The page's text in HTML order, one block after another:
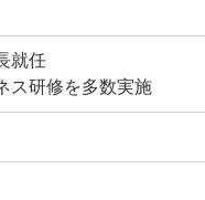
就任
ス研修を多数実施